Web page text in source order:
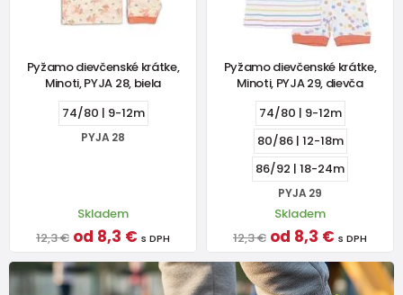
Pyžamo dievčenské krátke,
Minoti, PYJA 28, biela
74/80 | 9-12m
PYJA 28
Skladem
12,3 € od 8,3 € s DPH
Pyžamo dievčenské krátke,
Minoti, PYJA 29, dievča
74/80 | 9-12m
80/86 | 12-18m
86/92 | 18-24m
PYJA 29
Skladem
12,3 € od 8,3 € s DPH